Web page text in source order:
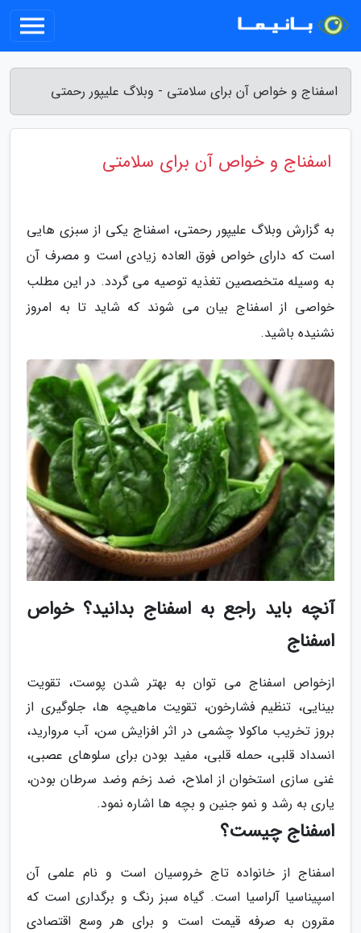
اسفناج و خواص آن برای سلامتی - وبلاگ علیپور رحمتی
اسفناج و خواص آن برای سلامتی
به گزارش وبلاگ علیپور رحمتی، اسفناج یکی از سبزی هایی
است که دارای خواص فوق العاده زیادی است و مصرف آن
به وسیله متخصصین تغذیه توصیه می گردد. در این مطلب
خواصی از اسفناج بیان می شوند که شاید تا به امروز
نشنیده باشید.
آنچه باید راجع به اسفناج بدانید؟ خواص
اسفناج
ازخواص اسفناج می توان به بهتر شدن پوست، تقویت
بینایی، تنظیم فشارخون، تقویت ماهیچه ها، جلوگیری از
بروز تخریب ماکولا چشمی در اثر افزایش سن، آب مروارید،
انسداد قلبی، حمله قلبی، مفید بودن برای سلوهای عصبی،
غنی سازی استخوان از املاح، ضد زخم وضد سرطان بودن،
یاری به رشد و نمو جنین و بچه ها اشاره نمود.
اسفناج چیست؟
اسفناج از خانواده تاج خروسیان است و نام علمی آن
اسپیناسیا آلراسیا است. گیاه سبز رنگ و برگداری است که
مقرون به صرفه قیمت است و برای هر وسع اقتصادی